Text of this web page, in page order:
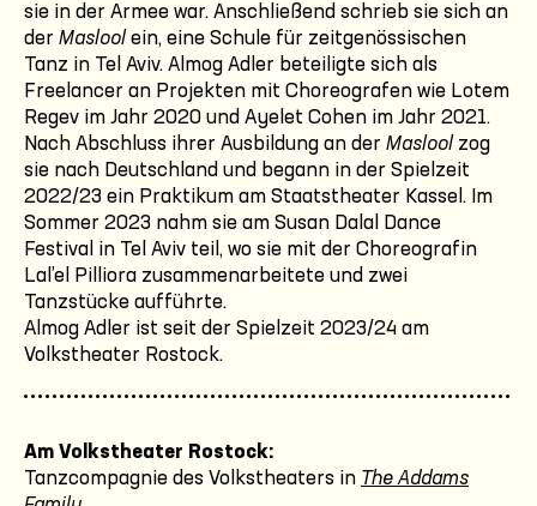
sie in der Armee war. Anschließend schrieb sie sich an
der Maslool ein, eine Schule für zeitgenössischen
Tanz in Tel Aviv. Almog Adler beteiligte sich als
Freelancer an Projekten mit Choreografen wie Lotem
Regev im Jahr 2020 und Ayelet Cohen im Jahr 2021.
Nach Abschluss ihrer Ausbildung an der Maslool zog
sie nach Deutschland und begann in der Spielzeit
2022/23 ein Praktikum am Staatstheater Kassel. Im
Sommer 2023 nahm sie am Susan Dalal Dance
Festival in Tel Aviv teil, wo sie mit der Choreografin
Lal’el Pilliora zusammenarbeitete und zwei
Tanzstücke aufführte.
Almog Adler ist seit der Spielzeit 2023/24 am
Volkstheater Rostock.
Am Volkstheater Rostock:
Tanzcompagnie des Volkstheaters in The Addams